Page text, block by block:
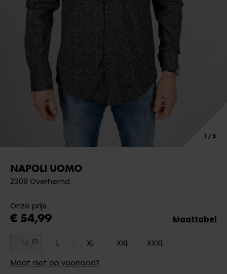
NAPOLI UOMO
2309 Overhemd
Onze prijs
€ 54,99
L XL XXL
XXXL
Maat niet op voorraad?
Maattabel